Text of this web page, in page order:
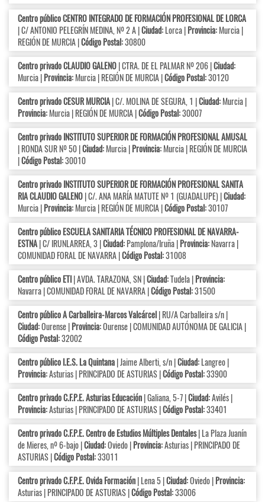
Centro público CENTRO INTEGRADO DE FORMACIÓN PROFESIONAL DE LORCA
| C/ ANTONIO PELEGRÍN MEDINA, Nº 2 A |Ciudad:Lorca |Provincia:Murcia |
REGIÓN DE MURCIA |Código Postal:30800
Centro privado CLAUDIO GALENO| CTRA. DE EL PALMAR Nº 206 |Ciudad:
Murcia |Provincia:Murcia | REGIÓN DE MURCIA |Código Postal:30120
Centro privado CESUR MURCIA| C/. MOLINA DE SEGURA, 1 |Ciudad:Murcia |
Provincia:Murcia | REGIÓN DE MURCIA |Código Postal:30007
Centro privado INSTITUTO SUPERIOR DE FORMACIÓN PROFESIONAL AMUSAL
| RONDA SUR Nº 50 |Ciudad:Murcia |Provincia:Murcia | REGIÓN DE MURCIA
|Código Postal:30010
Centro privado INSTITUTO SUPERIOR DE FORMACIÓN PROFESIONAL SANITA
RIA CLAUDIO GALENO| C/. ANA MARÍA MATUTE Nº 1 (GUADALUPE) |Ciudad:
Murcia |Provincia:Murcia | REGIÓN DE MURCIA |Código Postal:30107
Centro público ESCUELA SANITARIA TÉCNICO PROFESIONAL DE NAVARRA-
ESTNA| C/ IRUNLARREA, 3 |Ciudad:Pamplona/Iruña |Provincia:Navarra |
COMUNIDAD FORAL DE NAVARRA |Código Postal:31008
Centro público ETI| AVDA. TARAZONA, SN |Ciudad:Tudela |Provincia:
Navarra | COMUNIDAD FORAL DE NAVARRA |Código Postal:31500
Centro público A Carballeira-Marcos Valcárcel| RU/A Carballeira s/n |
Ciudad:Ourense |Provincia:Ourense | COMUNIDAD AUTÓNOMA DE GALICIA |
Código Postal:32002
Centro público I.E.S. La Quintana| Jaime Alberti, s/n |Ciudad:Langreo |
Provincia:Asturias | PRINCIPADO DE ASTURIAS |Código Postal:33900
Centro privado C.F.P.E. Asturias Educación| Galiana, 5-7 |Ciudad:Avilés |
Provincia:Asturias | PRINCIPADO DE ASTURIAS |Código Postal:33401
Centro privado C.F.P.E. Centro de Estudios Múltiples Dentales| La Plaza Juanín
de Mieres, nº 6-bajo |Ciudad:Oviedo |Provincia:Asturias | PRINCIPADO DE
ASTURIAS |Código Postal:33011
Centro privado C.F.P.E. Ovida Formación| Lena 5 |Ciudad:Oviedo |Provincia:
Asturias | PRINCIPADO DE ASTURIAS |Código Postal:33006